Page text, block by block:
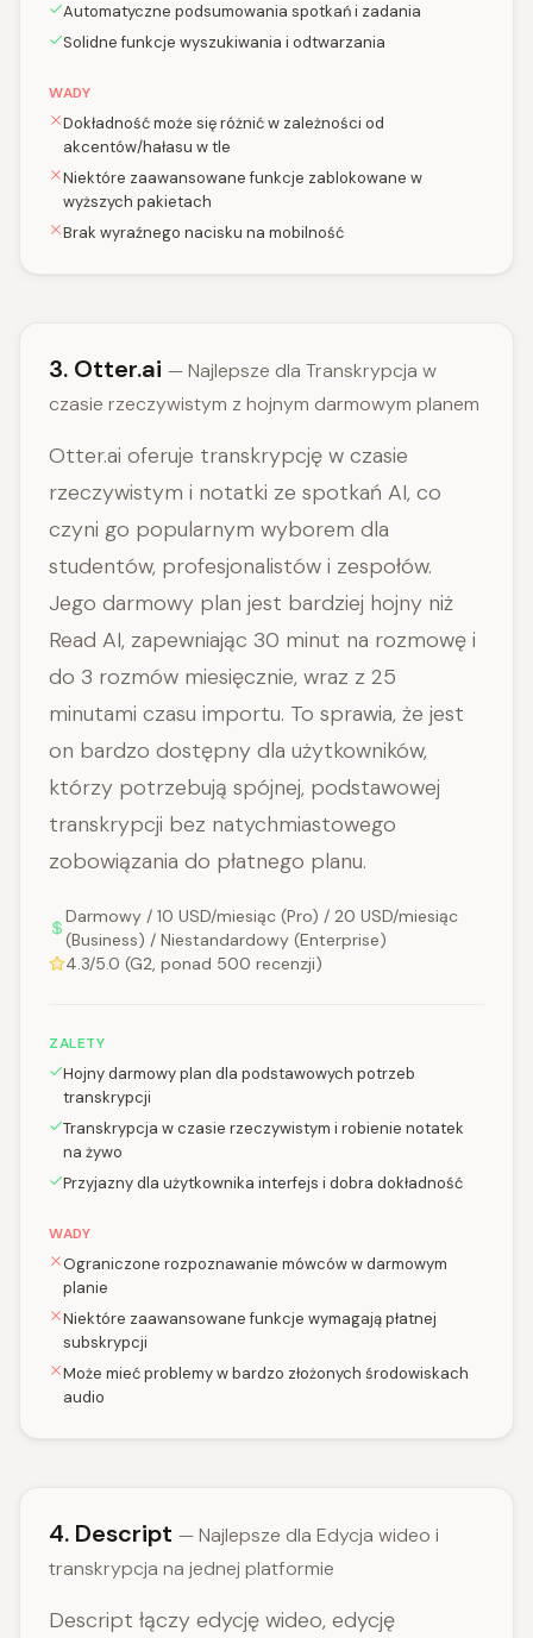
Automatyczne podsumowania spotkań i zadania
Solidne funkcje wyszukiwania i odtwarzania
WADY
Dokładność może się różnić w zależności od
akcentów/hałasu w tle
Niektóre zaawansowane funkcje zablokowane w
wyższych pakietach
Brak wyraźnego nacisku na mobilność
3. Otter.ai — Najlepsze dla Transkrypcja w
czasie rzeczywistym z hojnym darmowym planem
Otter.ai oferuje transkrypcję w czasie
rzeczywistym i notatki ze spotkań AI, co
czyni go popularnym wyborem dla
studentów, profesjonalistów i zespołów.
Jego darmowy plan jest bardziej hojny niż
Read AI, zapewniając 30 minut na rozmowę i
do 3 rozmów miesięcznie, wraz z 25
minutami czasu importu. To sprawia, że jest
on bardzo dostępny dla użytkowników,
którzy potrzebują spójnej, podstawowej
transkrypcji bez natychmiastowego
zobowiązania do płatnego planu.
Darmowy / 10 USD/miesiąc (Pro) / 20 USD/miesiąc
(Business) / Niestandardowy (Enterprise)
4.3/5.0 (G2, ponad 500 recenzji)
ZALETY
Hojny darmowy plan dla podstawowych potrzeb
transkrypcji
Transkrypcja w czasie rzeczywistym i robienie notatek
na żywo
Przyjazny dla użytkownika interfejs i dobra dokładność
WADY
Ograniczone rozpoznawanie mówców w darmowym
planie
Niektóre zaawansowane funkcje wymagają płatnej
subskrypcji
Może mieć problemy w bardzo złożonych środowiskach
audio
4. Descript — Najlepsze dla Edycja wideo i
transkrypcja na jednej platformie
Descript łączy edycję wideo, edycję